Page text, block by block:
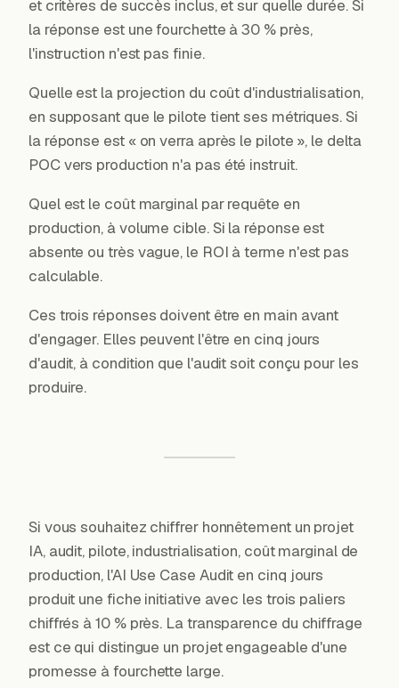
et critères de succès inclus, et sur quelle durée. Si
la réponse est une fourchette à 30 % près,
l'instruction n'est pas finie.
Quelle est la projection du coût d'industrialisation,
en supposant que le pilote tient ses métriques. Si
la réponse est « on verra après le pilote », le delta
POC vers production n'a pas été instruit.
Quel est le coût marginal par requête en
production, à volume cible. Si la réponse est
absente ou très vague, le ROI à terme n'est pas
calculable.
Ces trois réponses doivent être en main avant
d'engager. Elles peuvent l'être en cinq jours
d'audit, à condition que l'audit soit conçu pour les
produire.
Si vous souhaitez chiffrer honnêtement un projet
IA, audit, pilote, industrialisation, coût marginal de
production, l'AI Use Case Audit en cinq jours
produit une fiche initiative avec les trois paliers
chiffrés à 10 % près. La transparence du chiffrage
est ce qui distingue un projet engageable d'une
promesse à fourchette large.